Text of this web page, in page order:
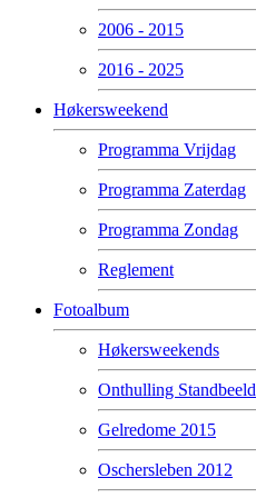
2006 - 2015
2016 - 2025
Høkersweekend
Programma Vrijdag
Programma Zaterdag
Programma Zondag
Reglement
Fotoalbum
Høkersweekends
Onthulling Standbeeld
Gelredome 2015
Oschersleben 2012